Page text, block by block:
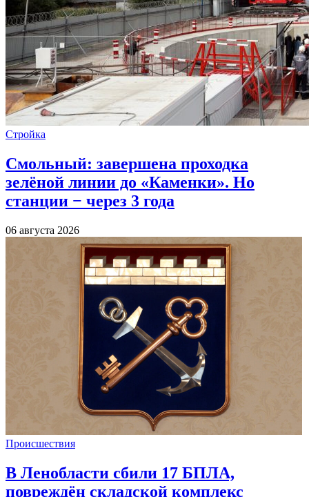
Стройка
Смольный: завершена проходка
зелёной линии до «Каменки». Но
станции − через 3 года
06 августа 2026
Происшествия
В Ленобласти сбили 17 БПЛА,
повреждён складской комплекс